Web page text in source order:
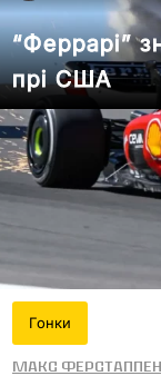
“Феррарі”
прі США
Гонки
Макс Ферстаппен